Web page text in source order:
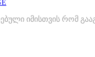
იმისთვის რომ